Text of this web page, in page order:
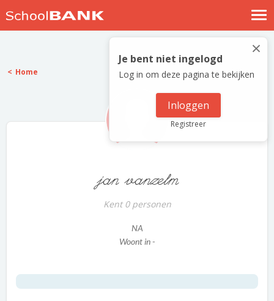
Nostalgische verhalen
Log in
Meld je gratis aan
×
Je bent niet ingelogd
Log in om deze pagina te bekijken
Inloggen
Registreer
Home
jan vanzelm
Kent 0 personen
NA
Woont in -